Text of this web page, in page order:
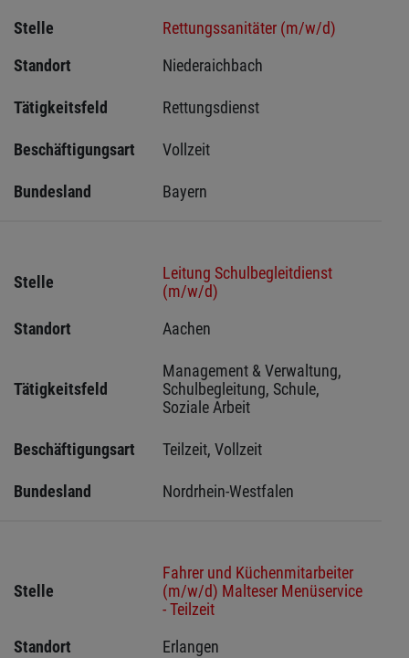
Stelle
Rettungssanitäter (m/w/d)
Standort
Niederaichbach
Tätigkeitsfeld Rettungsdienst
Beschäftigungsart Vollzeit
Bundesland Bayern
Stelle
Leitung Schulbegleitdienst
(m/w/d)
Standort
Aachen
Tätigkeitsfeld
Management & Verwaltung,
Schulbegleitung, Schule,
Soziale Arbeit
Beschäftigungsart Teilzeit, Vollzeit
Bundesland Nordrhein-Westfalen
Stelle
Fahrer und Küchenmitarbeiter
(m/w/d) Malteser Menüservice
- Teilzeit
Standort
Erlangen